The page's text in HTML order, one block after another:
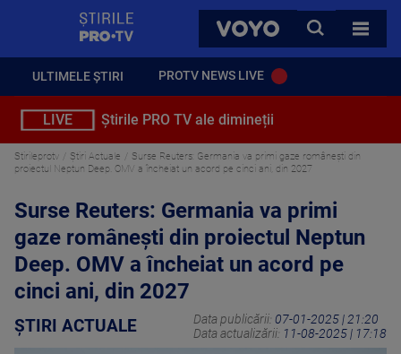
VOYO
CAUTA
TOATE
ULTIMELE ȘTIRI PROTV NEWS LIVE
LIVE Știrile PRO TV ale dimineții
Stirileprotv Știri Actuale
Surse Reuters: Germania va primi gaze românești din
proiectul Neptun Deep. OMV a încheiat un acord pe cinci ani, din 2027
Surse Reuters: Germania va primi
gaze românești din proiectul Neptun
Deep. OMV a încheiat un acord pe
cinci ani, din 2027
ȘTIRI ACTUALE Data publicării: 07-01-2025 | 21:20
Data actualizării: 11-08-2025 | 17:18